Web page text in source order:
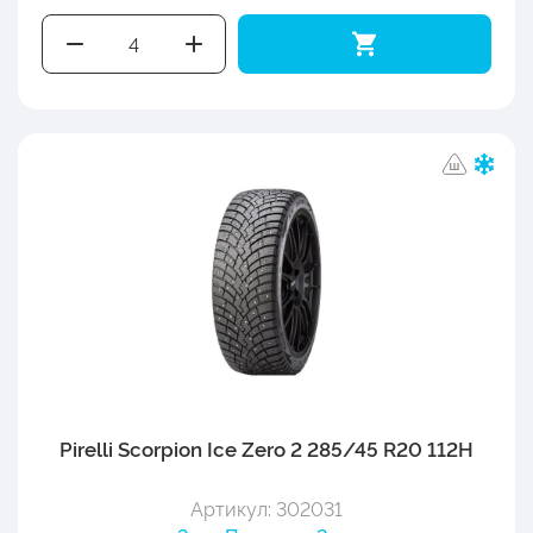
Pirelli Scorpion Ice Zero 2 285/45 R20 112H
Артикул: 302031